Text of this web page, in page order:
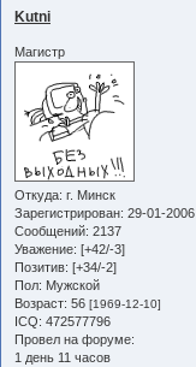
Kutni
Магистр
Откуда: г. Минск
Зарегистрирован: 29-01-2006
Сообщений: 2137
Уважение: [+42/-3]
Позитив: [+34/-2]
Пол: Мужской
Возраст: 56 [1969-12-10]
ICQ: 472577796
Провел на форуме:
1 день 11 часов